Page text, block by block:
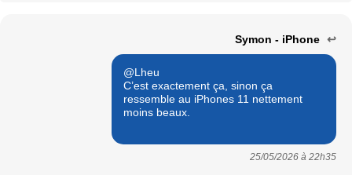
Symon - iPhone ↩
@Lheu
C’est exactement ça, sinon ça
ressemble au iPhones 11 nettement
moins beaux.
25/05/2026 à 22h35